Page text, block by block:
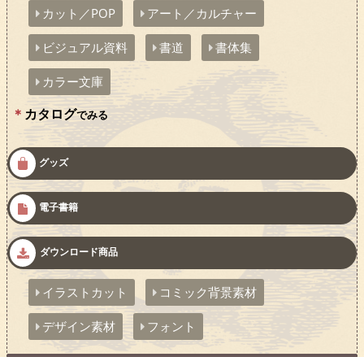
カット／POP アート／カルチャー
ビジュアル資料 書道 書体集
カラー文庫
カタログでみる
グッズ
電子書籍
ダウンロード商品
イラストカット コミック背景素材
デザイン素材 フォント